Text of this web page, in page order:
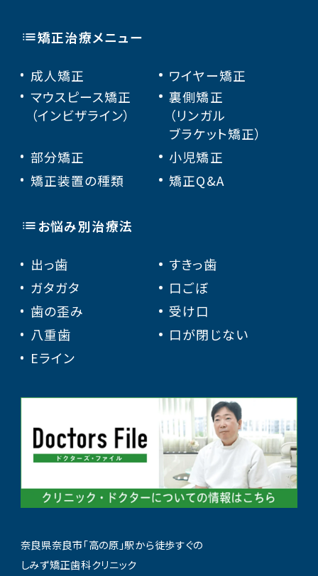
矯正治療メニュー
成人矯正
ワイヤー矯正
マウスピース矯正
（インビザライン）
裏側矯正
（リンガル
ブラケット矯正）
部分矯正
小児矯正
矯正装置の種類
矯正Q&A
お悩み別治療法
出っ歯
すきっ歯
ガタガタ
口ごぼ
歯の歪み
受け口
八重歯
口が閉じない
Eライン
奈良県奈良市「高の原」駅から徒歩すぐの
しみず矯正歯科クリニック